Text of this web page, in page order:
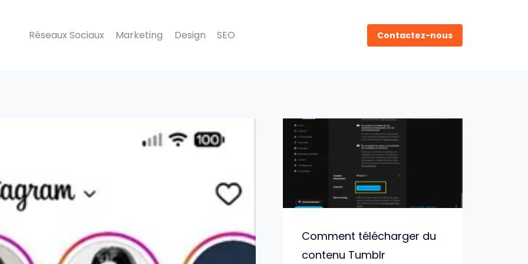
Réseaux Sociaux Marketing Design SEO Contactez-nous
Comment télécharger du
contenu Tumblr